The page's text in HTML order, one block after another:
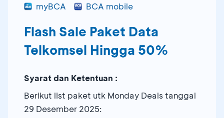
myBCA BCA mobile
Flash Sale Paket Data
Telkomsel Hingga 50%
Syarat dan Ketentuan :
Berikut list paket utk Monday Deals tanggal
29 Desember 2025: